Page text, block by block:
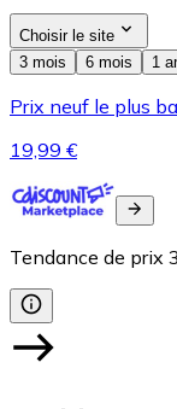
Choisir le site
3 mois
6 mois 1
Prix neuf le plus
19,99 €
Tendance de prix 3